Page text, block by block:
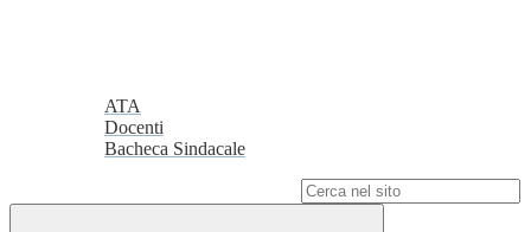
ATA
Docenti
Bacheca Sindacale